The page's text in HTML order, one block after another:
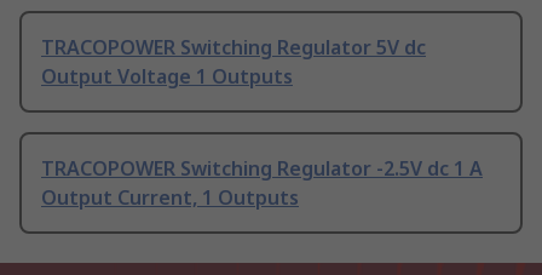
TRACOPOWER Switching Regulator 5V dc
Output Voltage 1 Outputs
TRACOPOWER Switching Regulator -2.5V dc 1 A
Output Current, 1 Outputs